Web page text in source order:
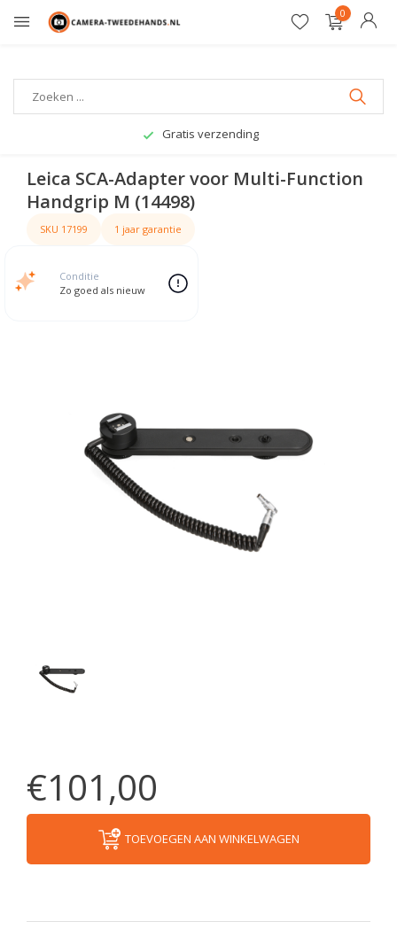
0
Gratis verzending
Leica SCA-Adapter voor Multi-Function
Handgrip M (14498)
SKU 17199 1 jaar garantie
Conditie
Zo goed als nieuw
€101,00
TOEVOEGEN AAN WINKELWAGEN